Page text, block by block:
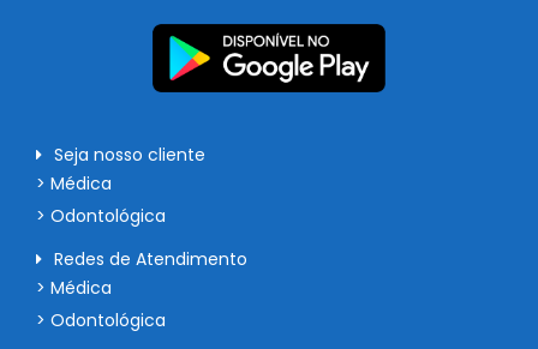
Seja nosso cliente
> Médica
> Odontológica
Redes de Atendimento
> Médica
> Odontológica